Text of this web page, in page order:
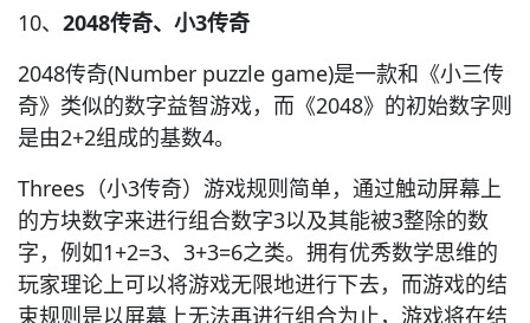
10、 2048传奇、小3传奇
2048传奇(Number puzzle game)是一款和《小三传
奇》类似的数字益智游戏，而《2048》的初始数字则
是由2+2组成的基数4。
Threes（小3传奇）游戏规则简单，通过触动屏幕上
的方块数字来进行组合数字3以及其能被3整除的数
字，例如1+2=3、3+3=6之类。拥有优秀数学思维的
玩家理论上可以将游戏无限地进行下去，而游戏的结
束规则是以屏幕上无法再进行组合为止，游戏将在结